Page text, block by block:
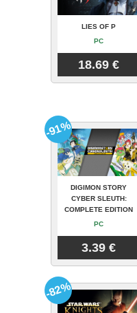
LIES OF P
PC
18.69 €
DIGIMON STORY
CYBER SLEUTH:
COMPLETE EDITION
PC
3.39 €
-91%
-82%